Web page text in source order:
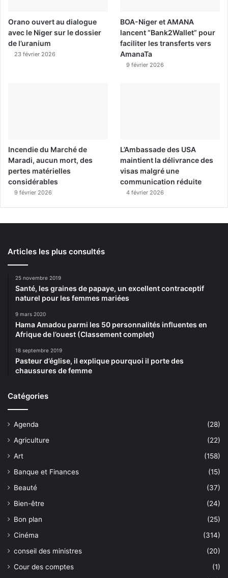
Orano ouvert au dialogue
avec le Niger sur le dossier
de l’uranium
23 février 2026
BOA-Niger et AMANA
lancent “Bank2Wallet” pour
faciliter les transferts vers
AmanaTa
9 février 2026
Incendie du Marché de
Maradi, aucun mort, des
pertes matérielles
considérables
9 février 2026
L’Ambassade des USA
maintient la délivrance des
visas malgré une
communication réduite
4 février 2026
Articles les plus consultés
25 novembre 2019
Santé, les graines de papaye, un excellent contraceptif
naturel pour les femmes mariées
9 mars 2020
Hama Amadou parmi les 50 personnalités influentes en
Afrique de l’ouest (Classement complet)
18 septembre 2019
Pasteur d’église, il explique pourquoi il porte des
chaussures de femme
Catégories
Agenda
(28)
Agriculture
(22)
Art
(158)
Banque et Finances
(15)
Beauté
(37)
Bien-être
(24)
Bon plan
(25)
Cinéma
(314)
conseil des ministres
(20)
Cour des comptes
(1)